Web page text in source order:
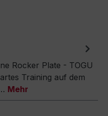
Rocker Plate - TOGU
Training auf dem
Mehr